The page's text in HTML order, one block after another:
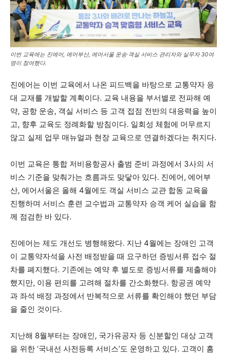
이번 교육에는 진에어, 에어부산, 에어서울 운송·객실 서비스 관리자와 실무자 30여
명이 참여했다.
진에어는 이번 교육에서 나온 피드백을 바탕으로 교통약자 응
대 교재를 개발할 계획이다. 교육 내용을 부서별로 전파해 예
약, 공항 운송, 객실 서비스 등 고객 접점 전반의 대응력을 높이
고, 향후 교육도 정례화할 방침이다. 일회성 체험에 머무르지
않고 실제 업무 매뉴얼과 현장 교육으로 연결하겠다는 취지다.
이번 교육은 통합 저비용항공사 출범 준비 과정에서 3사의 서
비스 기준을 맞춰가는 흐름과도 맞닿아 있다. 진에어, 에어부
산, 에어서울은 올해 4월에도 객실 서비스 교관 합동 교육을
진행하며 서비스 훈련 교수법과 교통약자 승객 케어 실습을 함
께 점검한 바 있다.
진에어는 제도 개선도 병행해왔다. 지난 4월에는 장애인 고객
이 교통약자석을 사전 배정받을 때 요구하던 증빙서류 접수 절
차를 폐지했다. 기존에는 예약 후 별도로 증빙서류를 제출해야
했지만, 이용 편의를 고려해 절차를 간소화했다. 항공권 예약
과 좌석 배정 과정에서 반복적으로 서류를 확인해야 했던 부담
을 줄인 것이다.
지난해 8월부터는 장애인, 국가유공자 등 신분할인 대상 고객
을 위한 ‘국내선 사전등록 서비스’도 운영하고 있다. 고객이 홈